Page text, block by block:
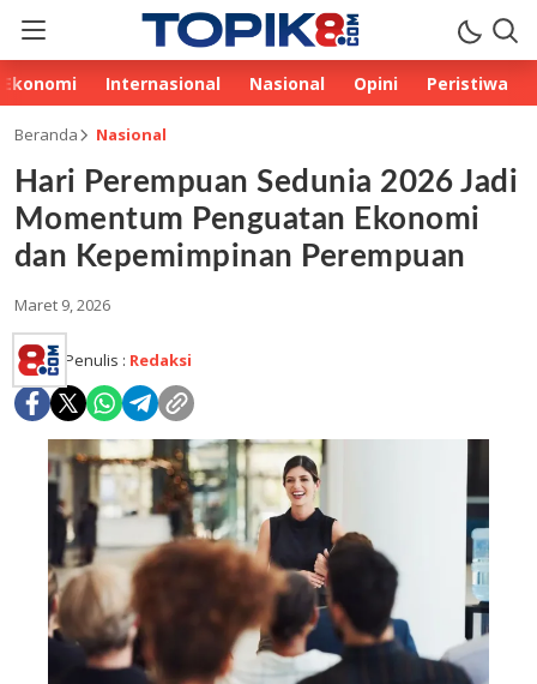
Ekonomi Internasional Nasional Opini Peristiwa
Beranda Nasional
Hari Perempuan Sedunia 2026 Jadi
Momentum Penguatan Ekonomi
dan Kepemimpinan Perempuan
Maret 9, 2026
Penulis : Redaksi